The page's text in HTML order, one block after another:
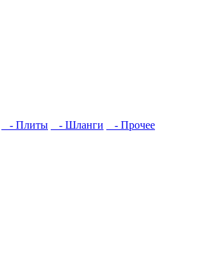
- Плиты - Шланги - Прочее